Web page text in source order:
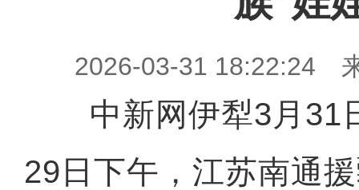
2026-03-31 18:22:24
中新网伊犁3月31
29日下午，江苏南通